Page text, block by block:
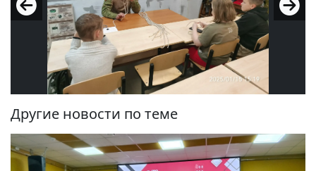
Другие новости по теме